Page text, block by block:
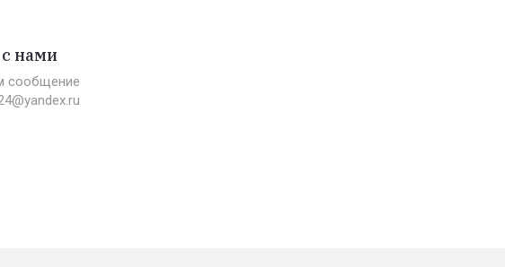
с нами
сообщение